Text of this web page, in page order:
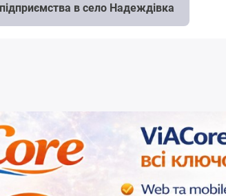
в село Надеждівка